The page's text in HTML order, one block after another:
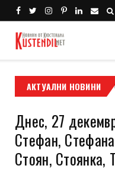
АКТУАЛНИ НОВИНИ
кросов мотор Кой е
Днес, 27
Стефан,
Стоян, Стоянка,